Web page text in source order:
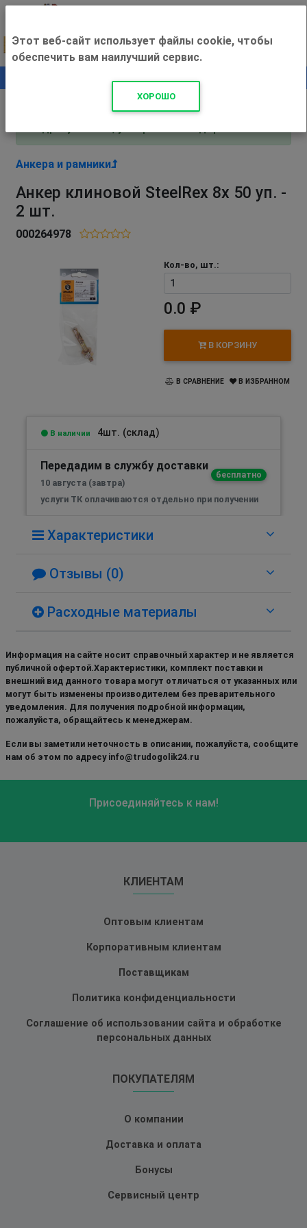
+500 ₽
Внимание! С 3 августа магазин работает по
Анкера и рамники
Анкер клиновой SteelRex 8х 50 уп. -
2 шт.
000264978
Кол-во, шт.:
0.0 ₽
В КОРЗИНУ
В СРАВНЕНИЕ В ИЗБРАННОМ
В наличии 4шт. (склад)
Передадим в службу доставки
бесплатно
10 августа (завтра)
услуги ТК оплачиваются отдельно при получении
Характеристики
Отзывы (0)
Расходные материалы
Информация на сайте носит справочный характер и не является
публичной офертой.Характеристики, комплект поставки и
внешний вид данного товара могут отличаться от указанных или
могут быть изменены производителем без преварительного
уведомления. Для получения подробной информации,
пожалуйста, обращайтесь к менеджерам.
Если вы заметили неточность в описании, пожалуйста, сообщите
нам об этом по адресу info@trudogolik24.ru
Присоединяйтесь к нам!
КЛИЕНТАМ
Оптовым клиентам
Корпоративным клиентам
Поставщикам
Политика конфиденциальности
Соглашение об использовании сайта и обработке
персональных данных
ПОКУПАТЕЛЯМ
О компании
Доставка и оплата
Бонусы
Сервисный центр
Этот веб-сайт использует файлы cookie, чтобы
обеспечить вам наилучший сервис.
ХОРОШО